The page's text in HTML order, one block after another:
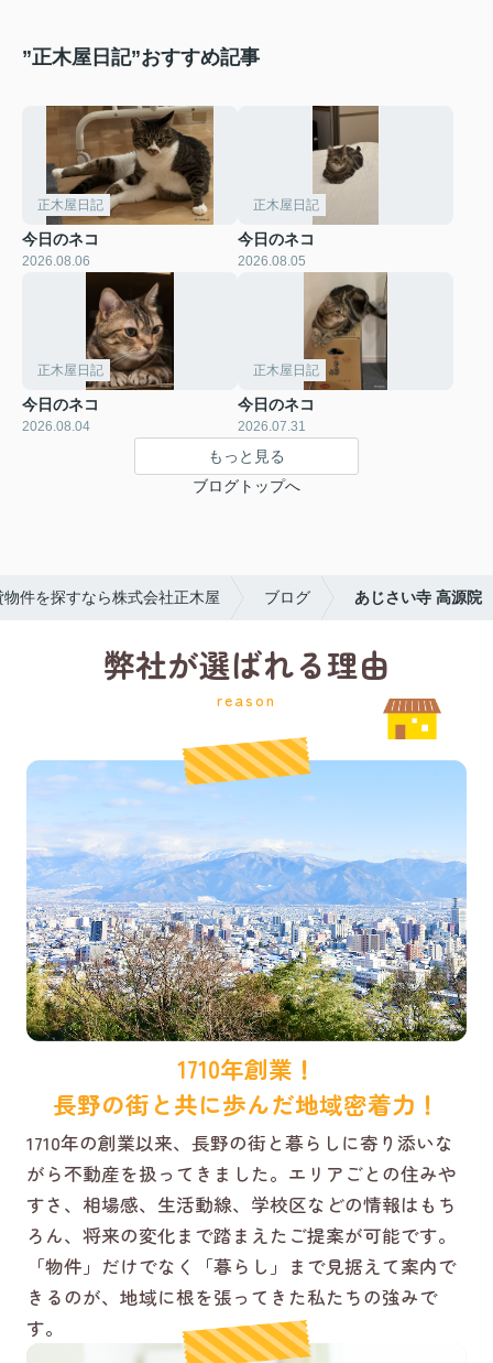
”正木屋日記”おすすめ記事
正木屋日記
今日のネコ
2026.08.06
正木屋日記
今日のネコ
2026.08.05
正木屋日記
今日のネコ
2026.08.04
正木屋日記
今日のネコ
2026.07.31
もっと見る
ブログトップへ
件を探すなら株式会社正木屋 ブログ あじさい寺 高源院
弊社が選ばれる理由
reason
1710年創業！
長野の街と共に歩んだ地域密着力！
1710年の創業以来、長野の街と暮らしに寄り添いな
がら不動産を扱ってきました。エリアごとの住みや
すさ、相場感、生活動線、学校区などの情報はもち
ろん、将来の変化まで踏まえたご提案が可能です。
「物件」だけでなく「暮らし」まで見据えて案内で
きるのが、地域に根を張ってきた私たちの強みで
す。